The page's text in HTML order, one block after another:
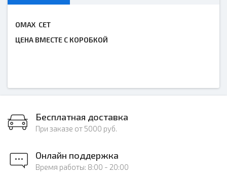
OMAX СЕТ
ЦЕНА ВМЕСТЕ С КОРОБКОЙ
Бесплатная доставка
При заказе от 5000 руб.
Онлайн поддержка
Время работы: 8:00 - 20:00